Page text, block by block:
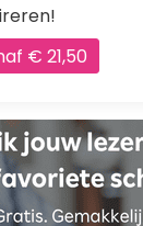
€ 21,50